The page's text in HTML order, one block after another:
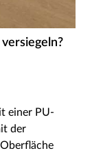
einer PU-
der